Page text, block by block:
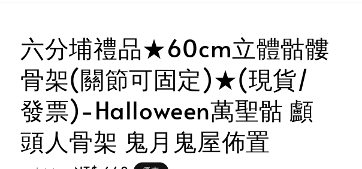
六分埔禮品★60cm立體骷髏
骨架(關節可固定)★(現貨/
發票)-Halloween萬聖骷 顱
頭人骨架 鬼月鬼屋佈置